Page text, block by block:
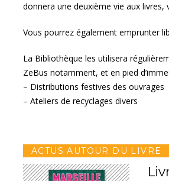
donnera une deuxième vie aux
Vous pourrez également emprunter
La Bibliothèque les utilisera
ZeBus notamment, et en pied
– Distributions festives des ouvrages
– Ateliers de recyclages divers
ACTUS AUTOUR DU LIVRE